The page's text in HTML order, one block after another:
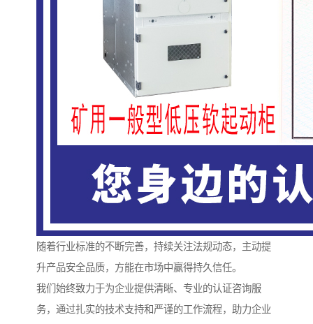
随着行业标准的不断完善，持续关注法规动态，主动提
升产品安全品质，方能在市场中赢得持久信任。
我们始终致力于为企业提供清晰、专业的认证咨询服
务，通过扎实的技术支持和严谨的工作流程，助力企业